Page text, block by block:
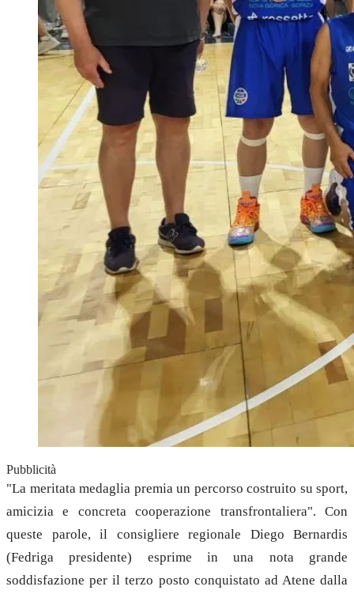
Pubblicità
"La meritata medaglia premia un percorso costruito su sport,
amicizia e concreta cooperazione transfrontaliera". Con
queste parole, il consigliere regionale Diego Bernardis
(Fedriga presidente) esprime in una nota grande
soddisfazione per il terzo posto conquistato ad Atene dalla